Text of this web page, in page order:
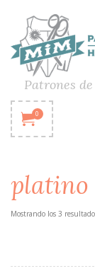
Patrones
0
platino
Mostrando los 3